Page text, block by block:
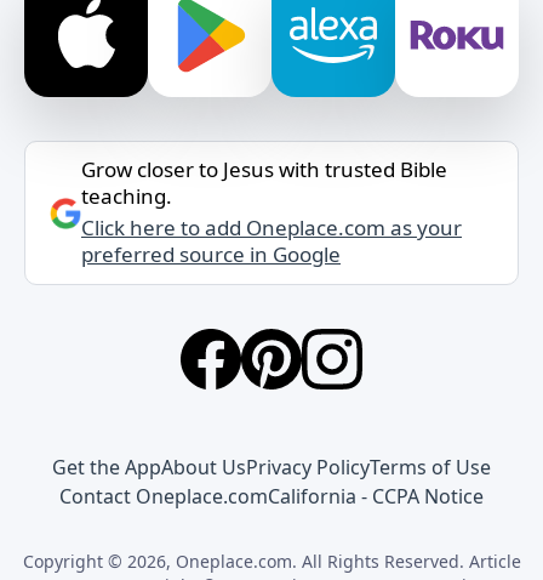
Grow closer to Jesus with trusted Bible
teaching.
Click here to add Oneplace.com as your
preferred source in Google
Get the AppAbout UsPrivacy PolicyTerms of Use
Contact Oneplace.comCalifornia - CCPA Notice
Copyright © 2026, Oneplace.com. All Rights Reserved. Article